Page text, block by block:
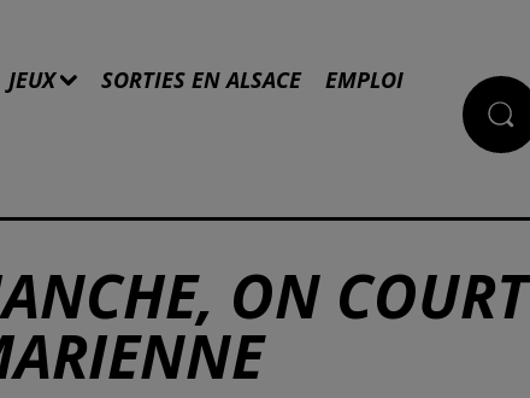
JEUX SORTIES EN ALSACE EMPLOI
ON COURT